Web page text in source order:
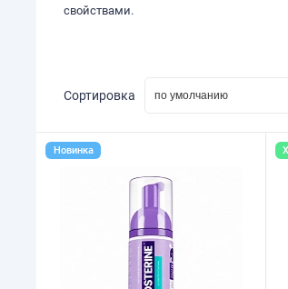
свойствами.
Сортировка по умолчанию
Новинка